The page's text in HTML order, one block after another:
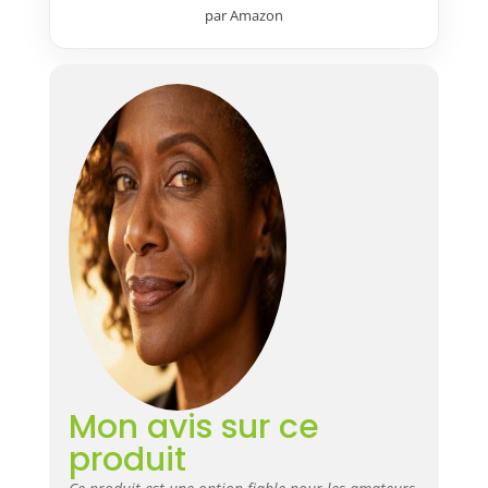
pour un rendement optimal.
avec 15 m de tuyau ø 4 mm, 1
régulateur de pression pour un
arrosage optimal et 20
goutteurs sur pic de 4 L/h pour
une installation facile et rapide.
Caractéristique : Fourni avec
programmateur d'arrosage
automatique réglable (16
programmes pré-installés pour
un arrosage de 4 fois par jour à
1 fois par semaine, de 2 à 60
min). Extrêmement facile
d'utilisation (1 seul bouton
réglable). Période de garantie : 2
ans.
par Amazon
Mon avis sur ce
produit